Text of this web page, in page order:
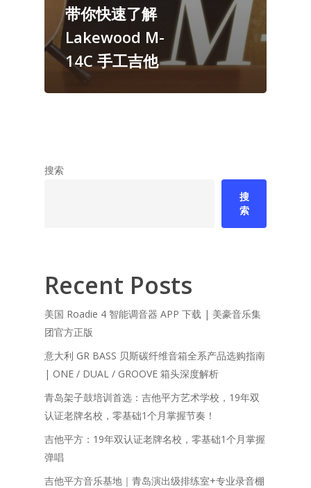
带你快速了解
Lakewood M-
14C 手工吉他
搜索
搜
索
Recent Posts
美国 Roadie 4 智能调音器 APP 下载 | 美豪音乐集
团官方正版
意大利 GR BASS 贝斯碳纤维音箱全系产品选购指南
| ONE / DUAL / GROOVE 箱头深度解析
青岛架子鼓培训首选：吉他平方艺术学校，19年双
认证老牌名校，零基础1个月掌握节奏！
吉他平方：19年双认证老牌名校，零基础1个月掌握
弹唱
吉他平方音乐基地｜青岛演出级排练室+专业录音棚